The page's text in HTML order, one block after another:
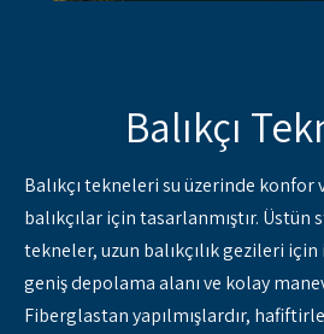
Balıkçı
Balıkçı tekneleri su üzerinde konfor
balıkçılar için tasarlanmıştır.
tekneler, uzun balıkçılık gezileri için
geniş depolama alanı ve kolay
Fiberglastan yapılmışlardır,